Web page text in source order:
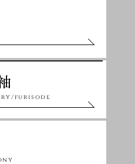
furisode